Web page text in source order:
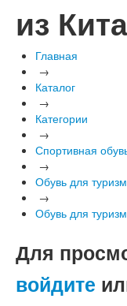
из
Главная
→
Каталог
→
Категории
→
Спортивная
→
Обувь для
→
Обувь для
Для
войдите